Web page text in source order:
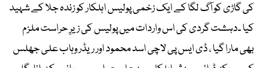
کی گاڑی کو آگ لگا کے ایک زخمی پولیس اہلکار کو زندہ جلا کے شہید
کیا ۔دہشت گردی کی اس واردات میں پولیس کی زیرِ حراست ملزم
بھی مارا گیا ، ڈی ایس پی لاچی اسد محمود اور ریڈر وہاب علی جھلس